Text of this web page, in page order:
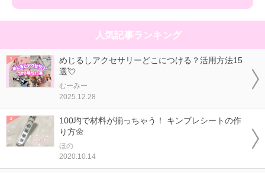
人気記事ランキング
めじるしアクセサリーどこにつける？活用方法15
選💘
むーみー
2025.12.28
100均で材料が揃っちゃう！ キンブレシートの作
り方🌼
ほの
2020.10.14